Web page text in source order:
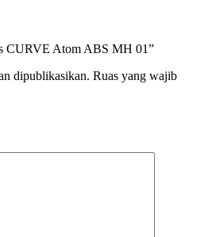
CURVE Atom ABS MH 01”
dipublikasikan. Ruas yang wajib